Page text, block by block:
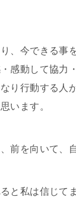
、今できる事
感動して協力
り行動する人
います。
前を向いて、
と私は信じてま